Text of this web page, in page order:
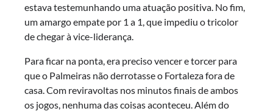
estava testemunhando uma atuação positiva. No fim,
um amargo empate por 1 a 1, que impediu o tricolor
de chegar à vice-liderança.
Para ficar na ponta, era preciso vencer e torcer para
que o Palmeiras não derrotasse o Fortaleza fora de
casa. Com reviravoltas nos minutos finais de ambos
os jogos, nenhuma das coisas aconteceu. Além do